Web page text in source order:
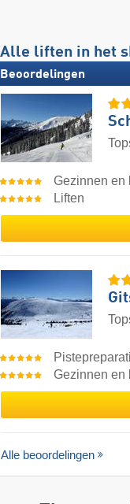
Alle liften in het
Beoordelingen
Gezinnen en
Liften
Gezinnen en
Alle beoordelingen